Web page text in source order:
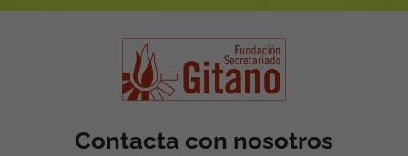
Contacta con nosotros